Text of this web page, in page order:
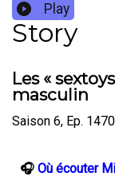
Play
Story
Les «
masculin
Saison 6, Ep. 1470
🎧 Où écouter